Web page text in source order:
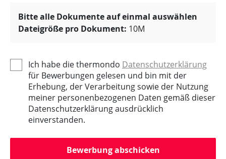
Bitte alle Dokumente auf einmal auswählen
Dateigröße pro Dokument: 10M
Ich habe die thermondo Datenschutzerklärung
für Bewerbungen gelesen und bin mit der
Erhebung, der Verarbeitung sowie der Nutzung
meiner personenbezogenen Daten gemäß dieser
Datenschutzerklärung ausdrücklich
einverstanden.
Bewerbung abschicken